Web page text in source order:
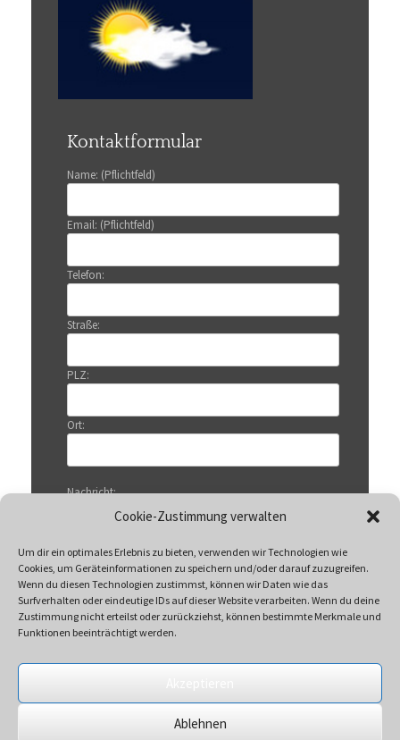
Cookie-Zustimmung verwalten
Um dir ein optimales Erlebnis zu bieten, verwenden wir Technologien wie
Cookies, um Geräteinformationen zu speichern und/oder darauf zuzugreifen.
Wenn du diesen Technologien zustimmst, können wir Daten wie das
Surfverhalten oder eindeutige IDs auf dieser Website verarbeiten. Wenn du deine
Zustimmung nicht erteilst oder zurückziehst, können bestimmte Merkmale und
Funktionen beeinträchtigt werden.
Ablehnen
Kontaktformular
Name: (Pflichtfeld)
Email: (Pflichtfeld)
Telefon:
Straße:
PLZ:
Ort:
Nachricht:
Mit Klicken auf „Senden“ akzeptieren Sie unsere
Datenschutzerklärung